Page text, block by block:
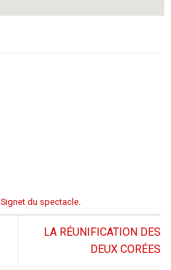
Signet du spectacle
LA RÉUNIFICATION DES
DEUX CORÉES